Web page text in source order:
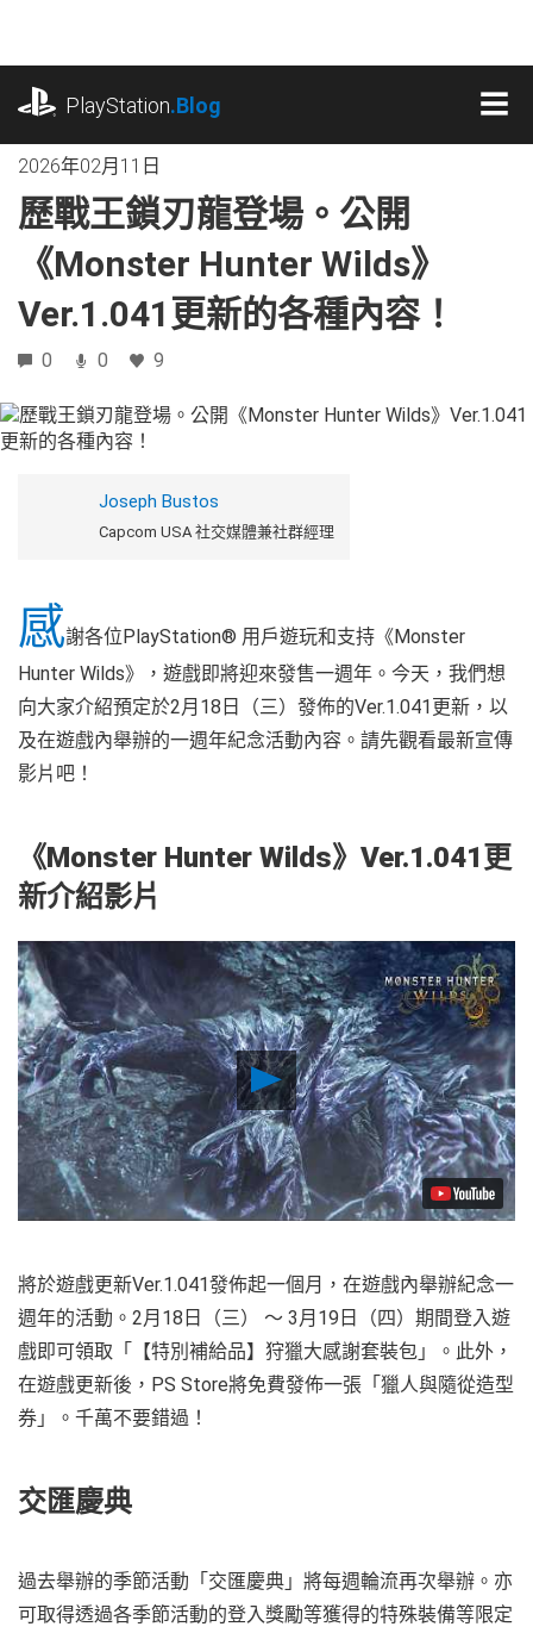
內
PlayStation.Blog
2026年02月11日
歷戰王鎖刃龍登場。公開
《Monster Hunter Wilds》
Ver.1.041更新的各種內容！
0 0 9
Joseph Bustos
Capcom USA 社交媒體兼社群經理
感謝各位PlayStation® 用戶遊玩和支持《Monster
Hunter Wilds》，遊戲即將迎來發售一週年。今天，我們想
向大家介紹預定於2月18日（三）發佈的Ver.1.041更新，以
及在遊戲內舉辦的一週年紀念活動內容。請先觀看最新宣傳
影片吧！
《Monster Hunter Wilds》Ver.1.041更
新介紹影片
Play
Video
將於遊戲更新Ver.1.041發佈起一個月，在遊戲內舉辦紀念一
週年的活動。2月18日（三） ～ 3月19日（四）期間登入遊
戲即可領取「【特別補給品】狩獵大感謝套裝包」。此外，
在遊戲更新後，PS Store將免費發佈一張「獵人與隨從造型
券」。千萬不要錯過！
交匯慶典
過去舉辦的季節活動「交匯慶典」將每週輪流再次舉辦。亦
可取得透過各季節活動的登入獎勵等獲得的特殊裝備等限定